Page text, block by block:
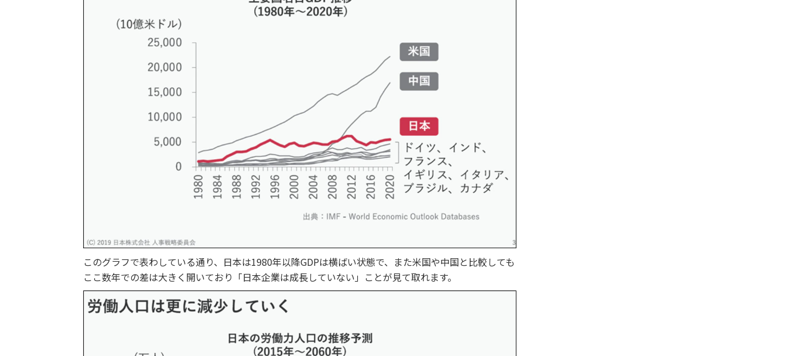
このグラフで表わしている通り、日本は1980年以降GDPは横ばい状態で、また米国や中国と比較しても
ここ数年での差は大きく開いており「日本企業は成長していない」ことが見て取れます。